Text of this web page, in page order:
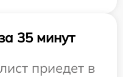
35 минут
приедет в